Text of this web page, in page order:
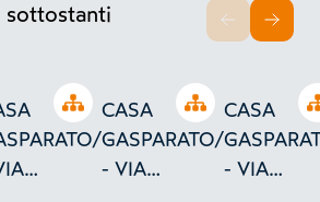
sottostanti
Open tree
TORINO
Open tree
CASA
GASPARATO/TORINO
- VIA
CASA
- VIA
INDIETRO